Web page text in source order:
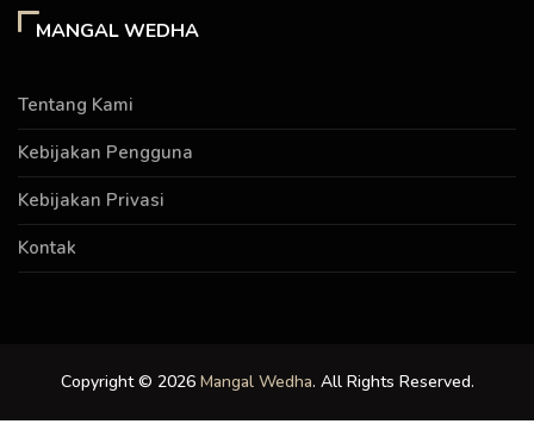
MANGAL WEDHA
Tentang Kami
Kebijakan Pengguna
Kebijakan Privasi
Kontak
Copyright © 2026 Mangal Wedha. All Rights Reserved.